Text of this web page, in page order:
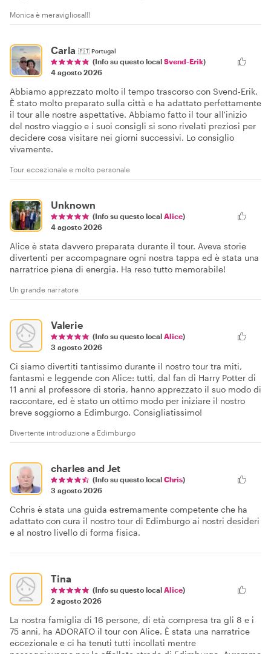
Monica è meravigliosa!!!
Carla 🇵🇹Portugal
(Info su questo local Svend-Erik)
4 agosto 2026
Abbiamo apprezzato molto il tempo trascorso con Svend-Erik.
È stato molto preparato sulla città e ha adattato perfettamente
il tour alle nostre aspettative. Abbiamo fatto il tour all'inizio
del nostro viaggio e i suoi consigli si sono rivelati preziosi per
decidere cosa visitare nei giorni successivi. Lo consiglio
vivamente.
Tour eccezionale e molto personale
Unknown
(Info su questo local Alice)
4 agosto 2026
Alice è stata davvero preparata durante il tour. Aveva storie
divertenti per accompagnare ogni nostra tappa ed è stata una
narratrice piena di energia. Ha reso tutto memorabile!
Un grande narratore
Valerie
(Info su questo local Alice)
3 agosto 2026
Ci siamo divertiti tantissimo durante il nostro tour tra miti,
fantasmi e leggende con Alice: tutti, dal fan di Harry Potter di
11 anni al professore di storia, hanno apprezzato il suo modo di
raccontare, ed è stato un ottimo modo per iniziare il nostro
breve soggiorno a Edimburgo. Consigliatissimo!
Divertente introduzione a Edimburgo
charles and Jet
(Info su questo local Chris)
3 agosto 2026
Cchris è stata una guida estremamente competente che ha
adattato con cura il nostro tour di Edimburgo ai nostri desideri
e al nostro livello di forma fisica.
Tina
(Info su questo local Alice)
2 agosto 2026
La nostra famiglia di 16 persone, di età compresa tra gli 8 e i
75 anni, ha ADORATO il tour con Alice. È stata una narratrice
eccezionale e ci ha tenuti tutti incollati mentre